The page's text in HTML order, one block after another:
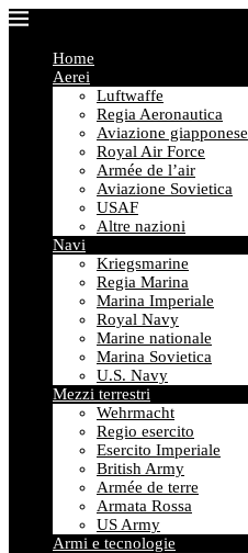
Home
Aerei
Luftwaffe
Regia Aeronautica
Aviazione giapponese
Royal Air Force
Armée de l’air
Aviazione Sovietica
USAF
Altre nazioni
Navi
Kriegsmarine
Regia Marina
Marina Imperiale
Royal Navy
Marine nationale
Marina Sovietica
U.S. Navy
Mezzi terrestri
Wehrmacht
Regio esercito
Esercito Imperiale
British Army
Armée de terre
Armata Rossa
US Army
Armi e tecnologie